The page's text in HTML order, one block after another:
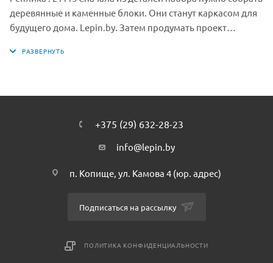
деревянные и каменные блоки. Они станут каркасом для
будущего дома. Lepin.by. Затем продумать проект
дома необходимо закладывать на ровной зелёной
линейным или объемным. Рядом с домом нужно
обязательно организовать ферму. В набор входит
+375 (29) 632-28-23
info@lepin.by
п. Копище, ул. Камова 4 (юр. адрес)
Подписаться на рассылку
ПОЛИТИКА КОНФИДЕНЦИАЛЬНОСТИ